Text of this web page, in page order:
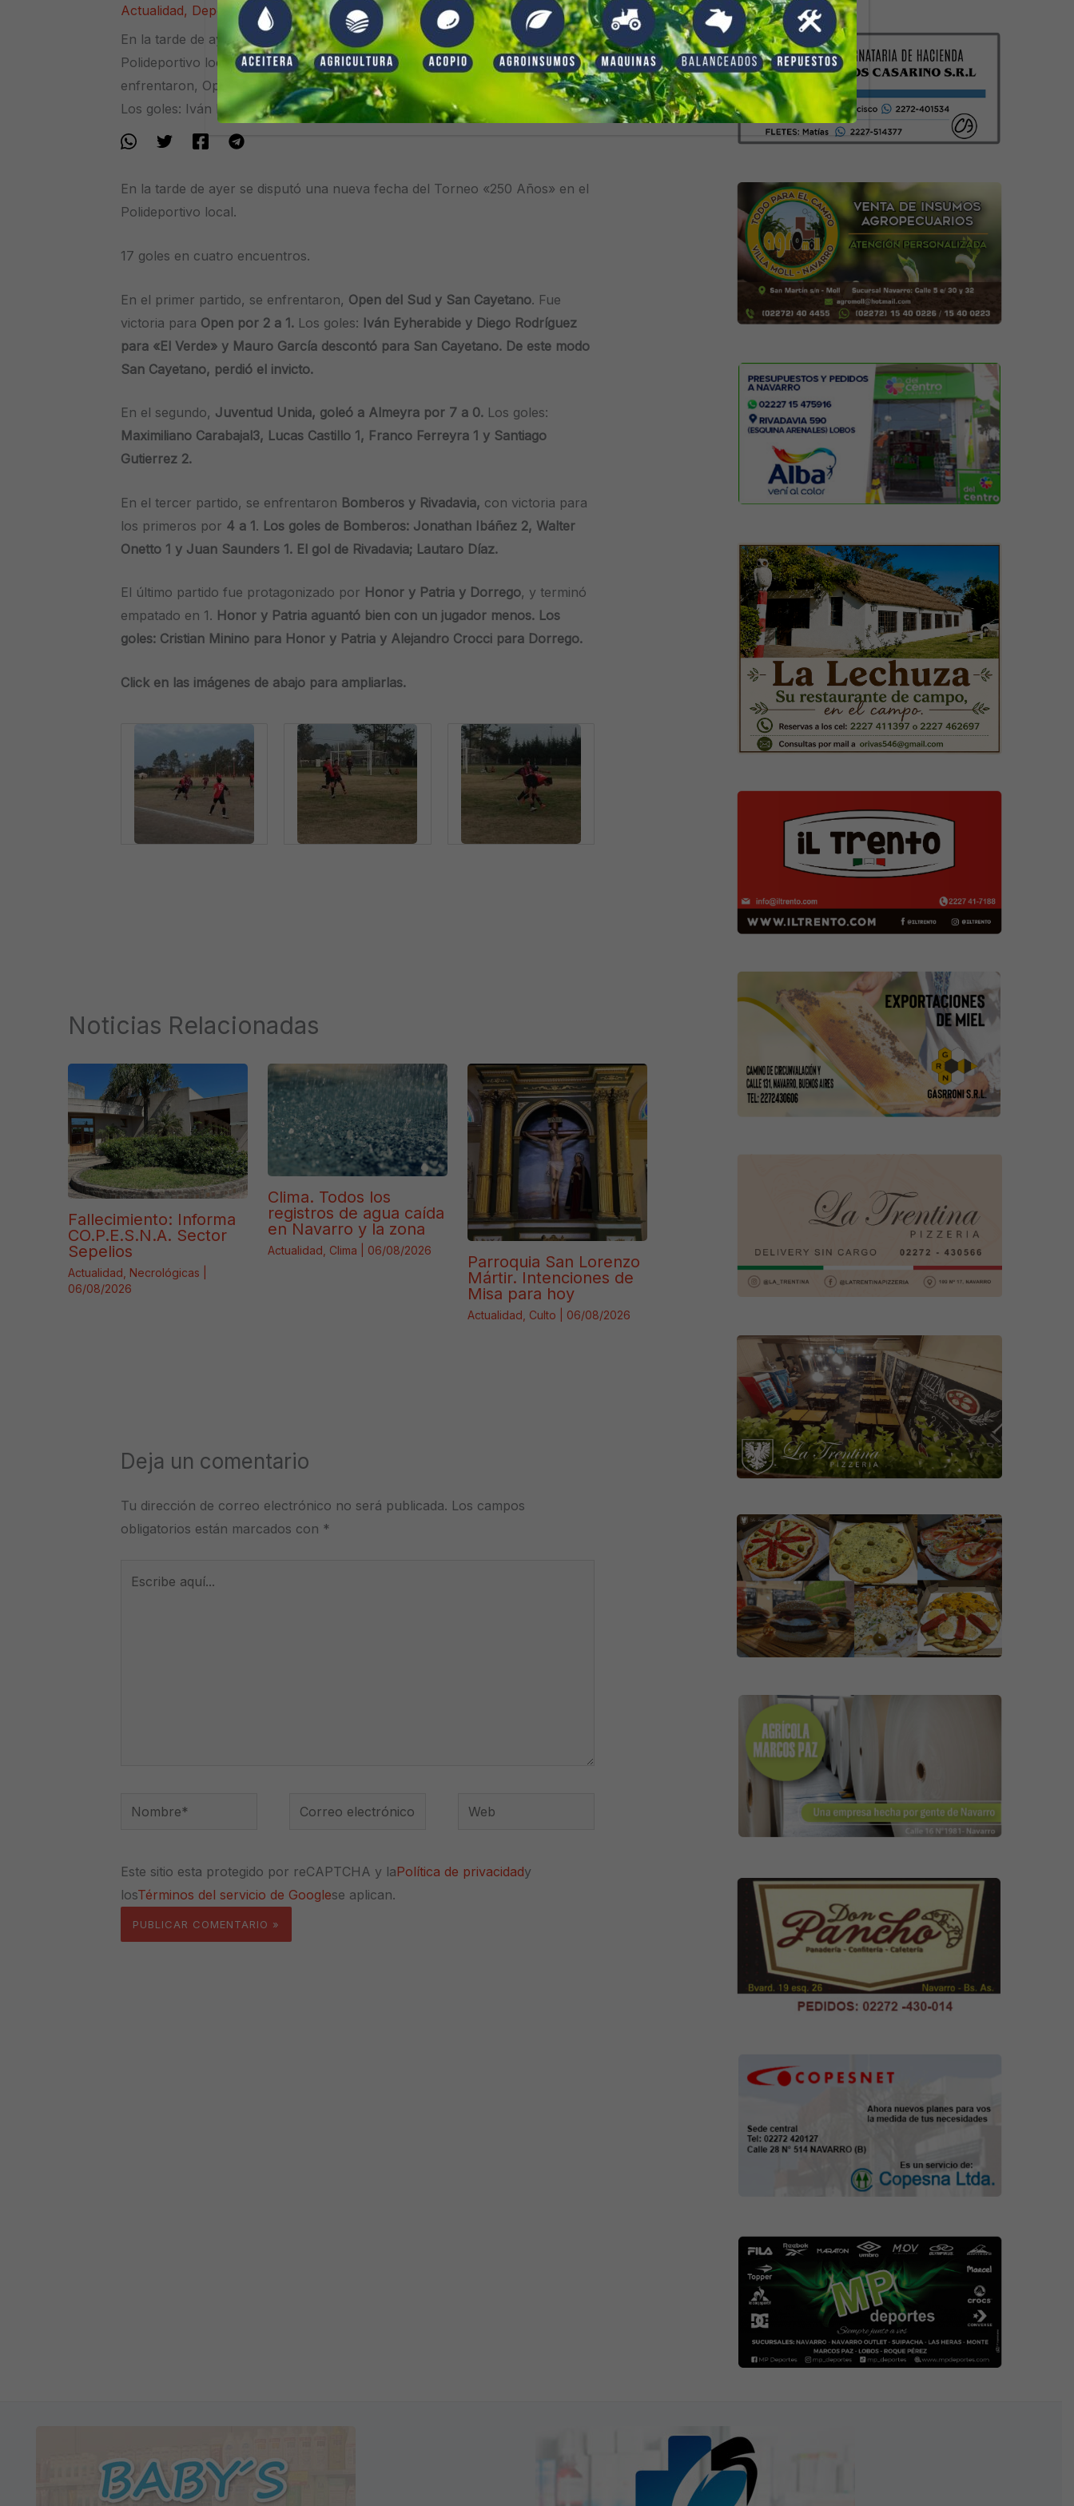
Actualidad, Deportes / PorGuillermo Ibarra/ 25/06/2017
En la tarde de ayer se disputó una nueva fecha del Torneo «250 Años» en el
Polideportivo local. 17 goles en cuatro encuentros. En el primer partido, se
enfrentaron, Open del Sud y San Cayetano. Fue victoria para Open por 2 a 1.
Los goles: Iván Eyherabide y Diego Rodríguez para «El Verde» y Mauro […]
En la tarde de ayer se disputó una nueva fecha del Torneo «250 Años» en el
Polideportivo local.
17 goles en cuatro encuentros.
En el primer partido, se enfrentaron, Open del Sud y San Cayetano. Fue
victoria para Open por 2 a 1. Los goles: Iván Eyherabide y Diego Rodríguez
para «El Verde» y Mauro García descontó para San Cayetano. De este modo
San Cayetano, perdió el invicto.
En el segundo, Juventud Unida, goleó a Almeyra por 7 a 0. Los goles:
Maximiliano Carabajal3, Lucas Castillo 1, Franco Ferreyra 1 y Santiago
Gutierrez 2.
En el tercer partido, se enfrentaron Bomberos y Rivadavia, con victoria para
los primeros por 4 a 1. Los goles de Bomberos: Jonathan Ibáñez 2, Walter
Onetto 1 y Juan Saunders 1. El gol de Rivadavia; Lautaro Díaz.
El último partido fue protagonizado por Honor y Patria y Dorrego, y terminó
empatado en 1. Honor y Patria aguantó bien con un jugador menos. Los
goles: Cristian Minino para Honor y Patria y Alejandro Crocci para Dorrego.
Click en las imágenes de abajo para ampliarlas.
Noticias Relacionadas
Fallecimiento: Informa
CO.P.E.S.N.A. Sector
Sepelios
Actualidad Necrológicas
06/08/2026
Clima. Todos los
registros de agua caída
en Navarro y la zona
Actualidad Clima 06/08/2026
Parroquia San Lorenzo
Mártir. Intenciones de
Misa para hoy
Actualidad Culto 06/08/2026
Deja un comentario
Tu dirección de correo electrónico no será publicada. Los campos
obligatorios están marcados con *
Nombre*
Correo
Web
Este sitio esta protegido por reCAPTCHA y laPolítica de privacidady
losTérminos del servicio de Googlese aplican.